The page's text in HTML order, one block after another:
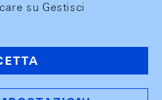
su Gestisci